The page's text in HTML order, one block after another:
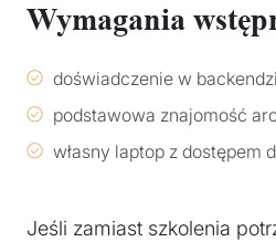
Wymagania
doświadczenie w
podstawowa znajomość
własny laptop z dostępem
Jeśli zamiast szkolenia